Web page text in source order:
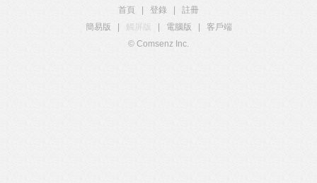
首頁 登錄
註冊
簡易版
觸屏版 電腦版
客戶端
© Comsenz Inc.